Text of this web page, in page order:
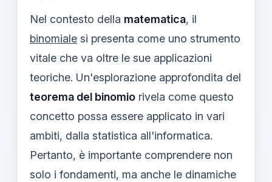
Nel contesto della matematica, il
binomiale si presenta come uno strumento
vitale che va oltre le sue applicazioni
teoriche. Un'esplorazione approfondita del
teorema del binomio rivela come questo
concetto possa essere applicato in vari
ambiti, dalla statistica all'informatica.
Pertanto, è importante comprendere non
solo i fondamenti, ma anche le dinamiche